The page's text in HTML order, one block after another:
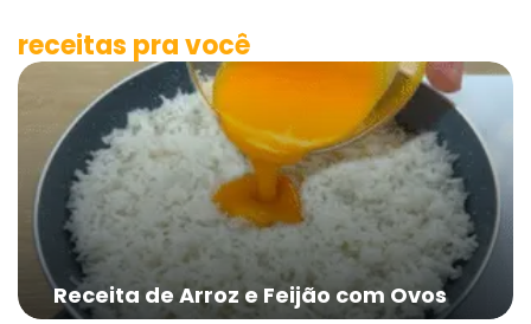
receitas pra você
Receita de Arroz e Feijão com Ovos